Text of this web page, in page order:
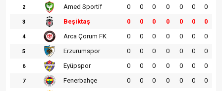
2 Amed Sportif 0 0 0 0 0 0 0
3 Beşiktaş 0 0 0 0 0 0 0
4 Arca Çorum FK 0 0 0 0 0 0 0
5 Erzurumspor 0 0 0 0 0 0 0
6 Eyüpspor 0 0 0 0 0 0 0
7 Fenerbahçe 0 0 0 0 0 0 0